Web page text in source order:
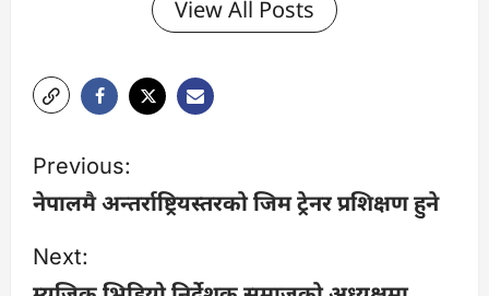
View All Posts
P
o
s
Previous:
नेपालमै अन्तर्राष्ट्रियस्तरको जिम ट्रेनर प्रशिक्षण हुने
Next: